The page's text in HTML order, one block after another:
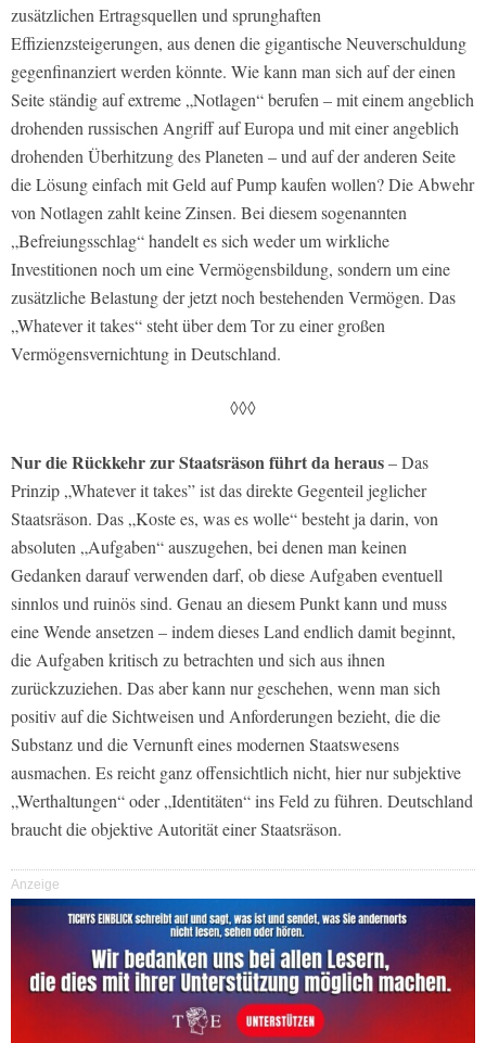
zusätzlichen Ertragsquellen und sprunghaften
Effizienzsteigerungen, aus denen die gigantische Neuverschuldung
gegenfinanziert werden könnte. Wie kann man sich auf der einen
Seite ständig auf extreme „Notlagen“ berufen – mit einem angeblich
drohenden russischen Angriff auf Europa und mit einer angeblich
drohenden Überhitzung des Planeten – und auf der anderen Seite
die Lösung einfach mit Geld auf Pump kaufen wollen? Die Abwehr
von Notlagen zahlt keine Zinsen. Bei diesem sogenannten
„Befreiungsschlag“ handelt es sich weder um wirkliche
Investitionen noch um eine Vermögensbildung, sondern um eine
zusätzliche Belastung der jetzt noch bestehenden Vermögen. Das
„Whatever it takes“ steht über dem Tor zu einer großen
Vermögensvernichtung in Deutschland.
◊◊◊
Nur die Rückkehr zur Staatsräson führt da heraus– Das
Prinzip „Whatever it takes” ist das direkte Gegenteil jeglicher
Staatsräson. Das „Koste es, was es wolle“ besteht ja darin, von
absoluten „Aufgaben“ auszugehen, bei denen man keinen
Gedanken darauf verwenden darf, ob diese Aufgaben eventuell
sinnlos und ruinös sind. Genau an diesem Punkt kann und muss
eine Wende ansetzen – indem dieses Land endlich damit beginnt,
die Aufgaben kritisch zu betrachten und sich aus ihnen
zurückzuziehen. Das aber kann nur geschehen, wenn man sich
positiv auf die Sichtweisen und Anforderungen bezieht, die die
Substanz und die Vernunft eines modernen Staatswesens
ausmachen. Es reicht ganz offensichtlich nicht, hier nur subjektive
„Werthaltungen“ oder „Identitäten“ ins Feld zu führen. Deutschland
braucht die objektive Autorität einer Staatsräson.
Anzeige